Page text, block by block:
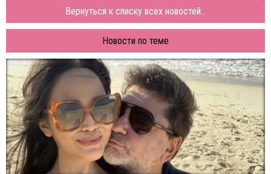
Вернуться к списку всех новостей...
Новости по теме